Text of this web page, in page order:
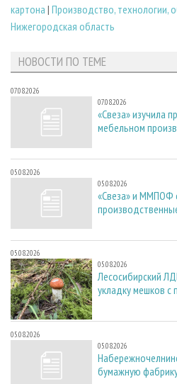
картона | Производство, технологии,
Нижегородская область
НОВОСТИ ПО ТЕМЕ
07.08.2026
07.08.2026
«Свеза» изучила
мебельном
05.08.2026
05.08.2026
«Свеза» и ММПОФ
05.08.2026
05.08.2026
Лесосибирский
укладку мешков с
05.08.2026
05.08.2026
бумажную